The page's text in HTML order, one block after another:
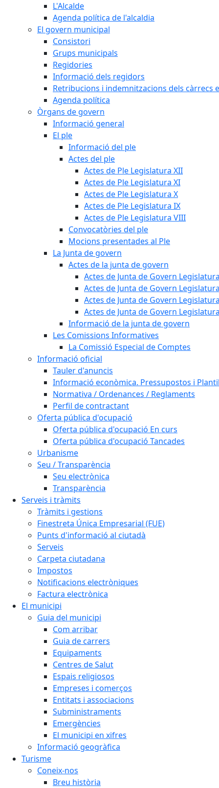
L'Alcalde
Agenda política de l'alcaldia
El govern municipal
Consistori
Grups municipals
Regidories
Informació dels regidors
Retribucions i indemnitzacions dels càrrecs
Agenda política
Òrgans de govern
Informació general
El ple
Informació del ple
Actes del ple
Actes de Ple Legislatura XII
Actes de Ple Legislatura XI
Actes de Ple Legislatura X
Actes de Ple Legislatura IX
Actes de Ple Legislatura VIII
Convocatòries del ple
Mocions presentades al Ple
La Junta de govern
Actes de la junta de govern
Actes de Junta de Govern
Actes de Junta de Govern
Actes de Junta de Govern
Actes de Junta de Govern
Informació de la junta de govern
Les Comissions Informatives
La Comissió Especial de Comptes
Informació oficial
Tauler d'anuncis
Informació econòmica. Pressupostos i
Normativa / Ordenances / Reglaments
Perfil de contractant
Oferta pública d'ocupació
Oferta pública d'ocupació En curs
Oferta pública d'ocupació Tancades
Urbanisme
Seu / Transparència
Seu electrònica
Transparència
Serveis i tràmits
Tràmits i gestions
Finestreta Única Empresarial (FUE)
Punts d'informació al ciutadà
Serveis
Carpeta ciutadana
Impostos
Notificacions electròniques
Factura electrònica
El municipi
Guia del municipi
Com arribar
Guia de carrers
Equipaments
Centres de Salut
Espais religiosos
Empreses i comerços
Entitats i associacions
Subministraments
Emergències
El municipi en xifres
Informació geogràfica
Turisme
Coneix-nos
Breu història